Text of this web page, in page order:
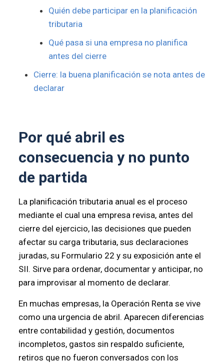
Quién debe participar en la planificación
tributaria
Qué pasa si una empresa no planifica
antes del cierre
Cierre: la buena planificación se nota antes de
declarar
Por qué abril es
consecuencia y no punto
de partida
La planificación tributaria anual es el proceso
mediante el cual una empresa revisa, antes del
cierre del ejercicio, las decisiones que pueden
afectar su carga tributaria, sus declaraciones
juradas, su Formulario 22 y su exposición ante el
SII. Sirve para ordenar, documentar y anticipar, no
para improvisar al momento de declarar.
En muchas empresas, la Operación Renta se vive
como una urgencia de abril. Aparecen diferencias
entre contabilidad y gestión, documentos
incompletos, gastos sin respaldo suficiente,
retiros que no fueron conversados con los